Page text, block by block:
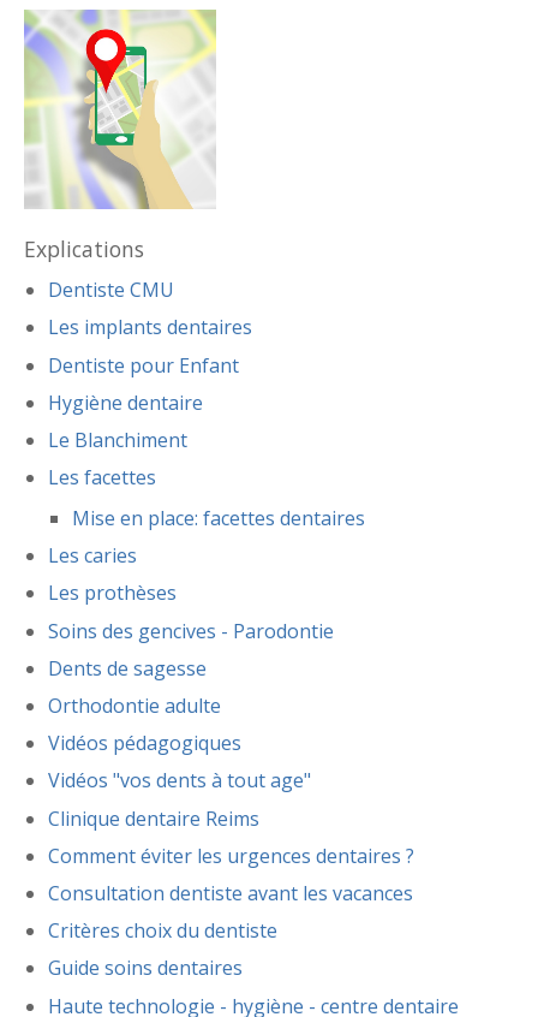
Explications
Dentiste CMU
Les implants dentaires
Dentiste pour Enfant
Hygiène dentaire
Le Blanchiment
Les facettes
Mise en place: facettes dentaires
Les caries
Les prothèses
Soins des gencives - Parodontie
Dents de sagesse
Orthodontie adulte
Vidéos pédagogiques
Vidéos "vos dents à tout age"
Clinique dentaire Reims
Comment éviter les urgences dentaires ?
Consultation dentiste avant les vacances
Critères choix du dentiste
Guide soins dentaires
Haute technologie - hygiène - centre dentaire